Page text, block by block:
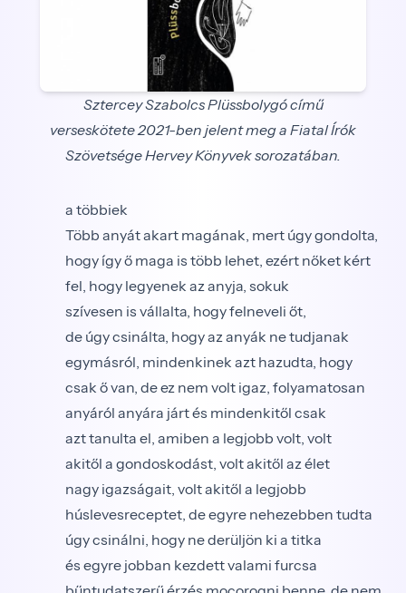
Sztercey Szabolcs Plüssbolygó című
verseskötete 2021-ben jelent meg a Fiatal Írók
Szövetsége Hervey Könyvek sorozatában.
a többiek
Több anyát akart magának, mert úgy gondolta,
hogy így ő maga is több lehet, ezért nőket kért
fel, hogy legyenek az anyja, sokuk
szívesen is vállalta, hogy felneveli őt,
de úgy csinálta, hogy az anyák ne tudjanak
egymásról, mindenkinek azt hazudta, hogy
csak ő van, de ez nem volt igaz, folyamatosan
anyáról anyára járt és mindenkitől csak
azt tanulta el, amiben a legjobb volt, volt
akitől a gondoskodást, volt akitől az élet
nagy igazságait, volt akitől a legjobb
húslevesreceptet, de egyre nehezebben tudta
úgy csinálni, hogy ne derüljön ki a titka
és egyre jobban kezdett valami furcsa